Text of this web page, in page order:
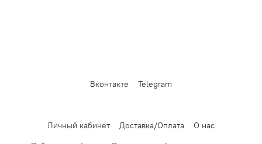
Вконтакте Telegram
Личный кабинет Доставка/Оплата
О нас